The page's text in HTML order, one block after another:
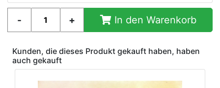
In den Warenkorb
Kunden, die dieses Produkt gekauft haben, haben
auch gekauft